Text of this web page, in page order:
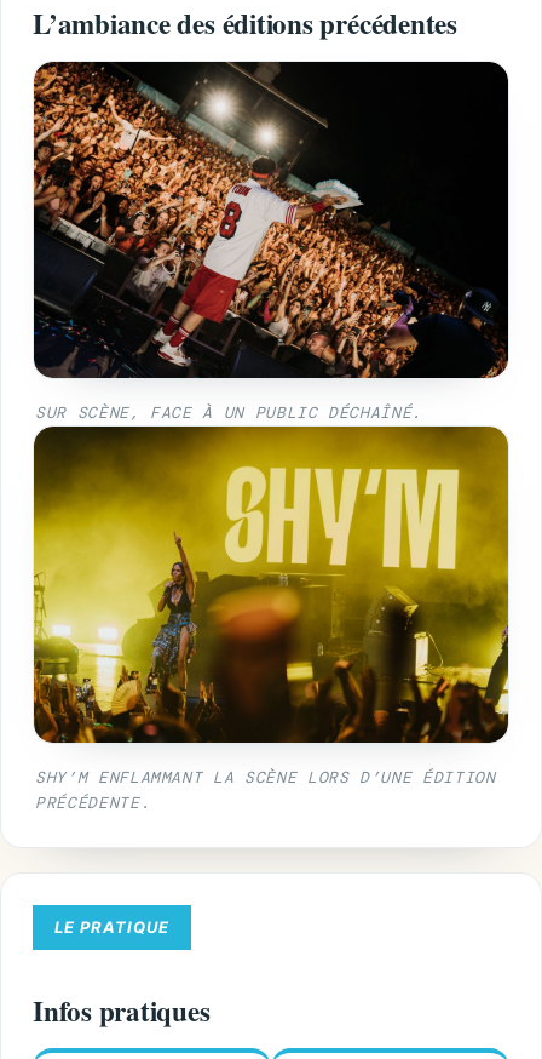
L’ambiance des éditions précédentes
SUR SCÈNE, FACE À UN PUBLIC DÉCHAÎNÉ.
SHY’M ENFLAMMANT LA SCÈNE LORS D’UNE ÉDITION
PRÉCÉDENTE.
LE PRATIQUE
Infos pratiques